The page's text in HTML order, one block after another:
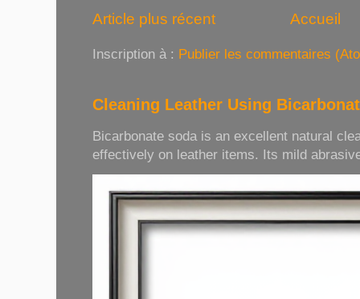
Article plus récent Accueil
Inscription à : Publier les commentaires
Cleaning Leather Using
Bicarbonate soda is an excellent natural
effectively on leather items. Its mild